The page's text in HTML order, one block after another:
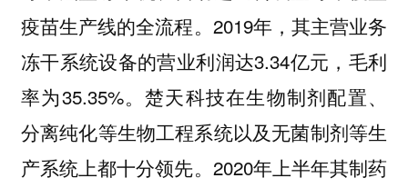
疫苗生产线的全流程。2019年，其主营业务
冻干系统设备的营业利润达3.34亿元，毛利
率为35.35%。楚天科技在生物制剂配置、
分离纯化等生物工程系统以及无菌制剂等生
产系统上都十分领先。2020年上半年其制药